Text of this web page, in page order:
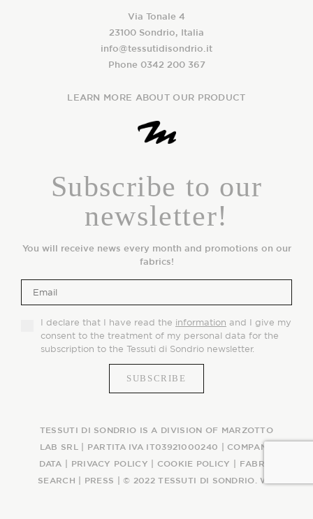
Via Tonale 4
23100 Sondrio, Italia
info@tessutidisondrio.it
Phone 0342 200 367
LEARN MORE ABOUT OUR PRODUCT
Subscribe to our
newsletter!
You will receive news every month and promotions on our
fabrics!
I declare that I have read the information and I give my
consent to the treatment of my personal data for the
subscription to the Tessuti di Sondrio newsletter.
TESSUTI DI SONDRIO IS A DIVISION OF MARZOTTO
LAB SRL | PARTITA IVA IT03921000240 | COMPANY
DATA
PRIVACY POLICY COOKIE POLICY
FABRIC
SEARCH
PRESS | © 2022 TESSUTI DI SONDRIO. WE